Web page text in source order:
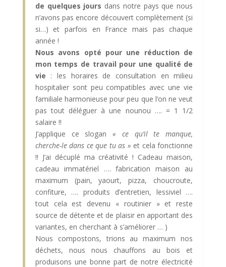
de quelques jours dans notre pays que nous
n’avons pas encore découvert complètement (si
si…) et parfois en France mais pas chaque
année !
Nous avons opté pour une réduction de
mon temps de travail pour une qualité de
vie : les horaires de consultation en milieu
hospitalier sont peu compatibles avec une vie
familiale harmonieuse pour peu que l’on ne veut
pas tout déléguer à une nounou …. = 1 1/2
salaire !!
J’applique ce slogan« ce qu’il te manque,
cherche-le dans ce que tu as » et cela fonctionne
!! J’ai décuplé ma créativité ! Cadeau maison,
cadeau immatériel …. fabrication maison au
maximum (pain, yaourt, pizza, choucroute,
confiture, …. produits d’entretien, lessiviel ….
tout cela est devenu « routinier » et reste
source de détente et de plaisir en apportant des
variantes, en cherchant à s’améliorer … )
Nous compostons, trions au maximum nos
déchets, nous nous chauffons au bois et
produisons une bonne part de notre électricité